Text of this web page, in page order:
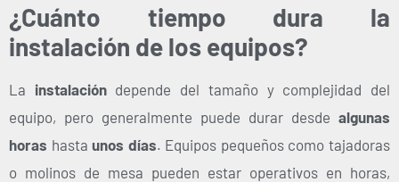
¿Cuánto tiempo dura la
instalación de los equipos?
La instalacióndepende del tamaño y complejidad del
equipo, pero generalmente puede durar desde algunas
horas hastaunos días. Equipos pequeños como tajadoras
o molinos de mesa pueden estar operativos en horas,